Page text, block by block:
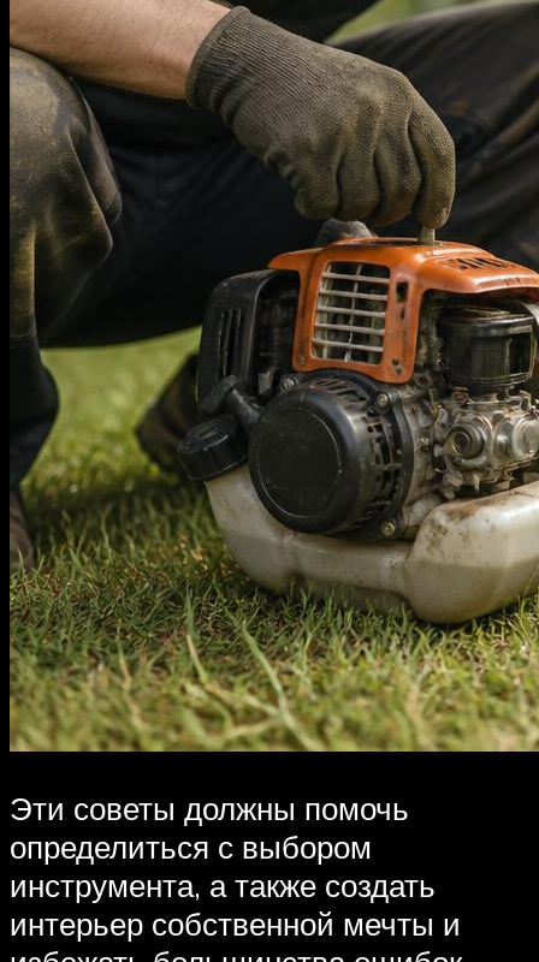
Эти советы должны помочь
определиться с выбором
инструмента, а также создать
интерьер собственной мечты и